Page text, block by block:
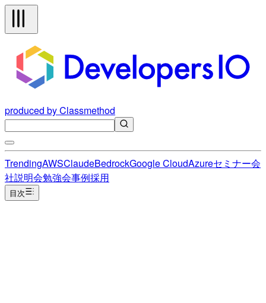
produced by Classmethod
TrendingAWSClaudeBedrockGoogle CloudAzureセミナー会
社説明会勉強会事例採用
目次